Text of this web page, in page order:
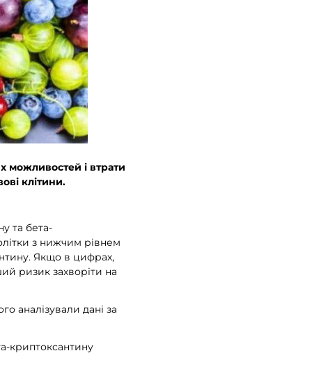
можливостей і втрати
клітини.
та бета-
з нижчим рівнем
Якщо в цифрах,
ризик захворіти на
аналізували дані за
криптоксантину